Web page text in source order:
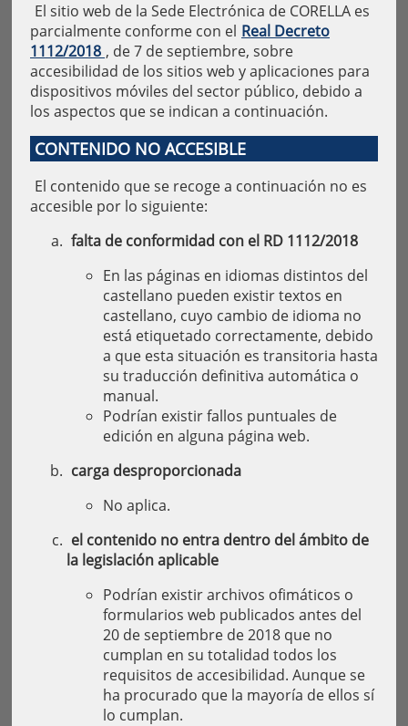
El sitio web de la Sede Electrónica de CORELLA es
parcialmente conforme con el Real Decreto
1112/2018 , de 7 de septiembre, sobre
accesibilidad de los sitios web y aplicaciones para
dispositivos móviles del sector público, debido a
los aspectos que se indican a continuación.
CONTENIDO NO ACCESIBLE
El contenido que se recoge a continuación no es
accesible por lo siguiente:
falta de conformidad con el RD 1112/2018
En las páginas en idiomas distintos del
castellano pueden existir textos en
castellano, cuyo cambio de idioma no
está etiquetado correctamente, debido
a que esta situación es transitoria hasta
su traducción definitiva automática o
manual.
Podrían existir fallos puntuales de
edición en alguna página web.
carga desproporcionada
No aplica.
el contenido no entra dentro del ámbito de
la legislación aplicable
Podrían existir archivos ofimáticos o
formularios web publicados antes del
20 de septiembre de 2018 que no
cumplan en su totalidad todos los
requisitos de accesibilidad. Aunque se
ha procurado que la mayoría de ellos sí
lo cumplan.